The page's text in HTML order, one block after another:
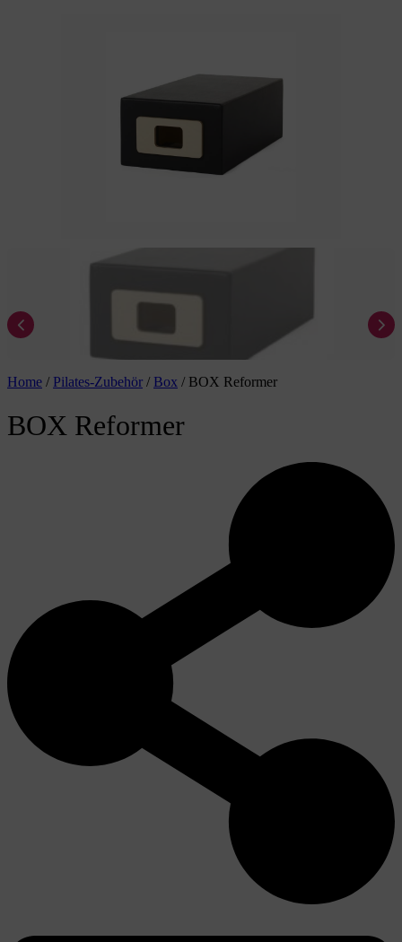
Home / Pilates-Zubehör / Box / BOX Reformer
BOX Reformer